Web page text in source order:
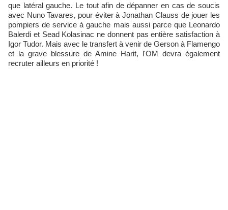
que latéral gauche. Le tout afin de dépanner en cas de soucis
avec Nuno Tavares, pour éviter à Jonathan Clauss de jouer les
pompiers de service à gauche mais aussi parce que Leonardo
Balerdi et Sead Kolasinac ne donnent pas entière satisfaction à
Igor Tudor. Mais avec le transfert à venir de Gerson à Flamengo
et la grave blessure de Amine Harit, l'OM devra également
recruter ailleurs en priorité !